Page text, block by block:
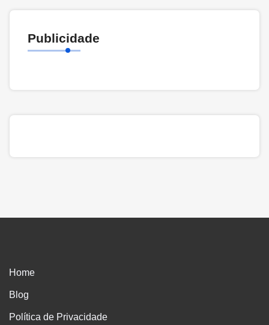
Publicidade
Home
Blog
Política de Privacidade